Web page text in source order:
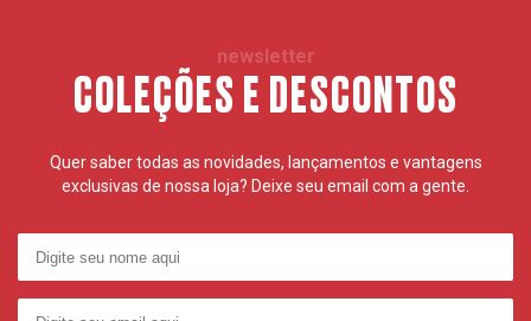
newsletter
COLEÇÕES E DESCONTOS
Quer saber todas as novidades, lançamentos e vantagens
exclusivas de nossa loja? Deixe seu email com a gente.